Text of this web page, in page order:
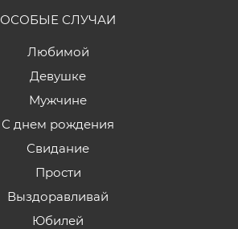
ОСОБЫЕ СЛУЧАИ
Любимой
Девушке
Мужчине
С днем рождения
Свидание
Прости
Выздоравливай
Юбилей